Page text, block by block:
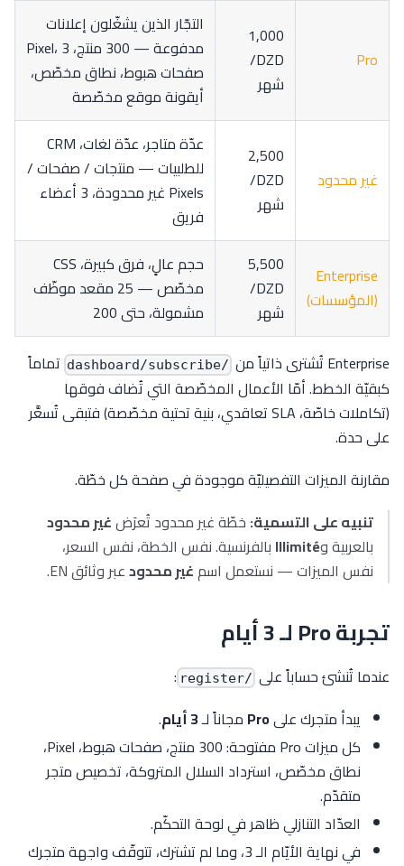
Pro
1,000
DZD/
شهر
التجّار الذين يشغّلون إعلانات
مدفوعة — 300 منتج، Pixel، 3
صفحات هبوط، نطاق مخصّص،
أيقونة موقع مخصّصة
غير محدود
2,500
DZD/
شهر
عدّة متاجر، عدّة لغات، CRM
للطلبيات — منتجات / صفحات /
Pixels غير محدودة، 3 أعضاء
فريق
Enterprise
(المؤسسات)
5,500
DZD/
شهر
حجم عالٍ، فرق كبيرة، CSS
مخصّص — 25 مقعد موظّف
مشمولة، حتى 200
Enterprise تُشترى ذاتياً من
/dashboard/subscribe
تماماً
كبقيّة الخطط. أمّا الأعمال المخصّصة التي تُضاف فوقها
(تكاملات خاصّة، SLA تعاقدي، بنية تحتية مخصّصة) فتبقى تُسعَّر
على حدة.
مقارنة الميزات التفصيليّة موجودة في صفحة كل خطّة.
تنبيه على التسمية: خطّة غير محدود تُعرَضغير محدود
بالعربية وIllimité بالفرنسية. نفس الخطة، نفس السعر،
نفس الميزات — نستعمل اسمغير محدودعبر وثائق EN.
تجربة Pro لـ 3 أيام
عندما تُنشئ حساباً على /register
:
يبدأ متجرك علىPro مجاناً لـ3 أيام
.
كل ميزات Pro مفتوحة: 300 منتج، صفحات هبوط، Pixel،
نطاق مخصّص، استرداد السلال المتروكة، تخصيص متجر
متقدّم.
العدّاد التنازلي ظاهر في لوحة التحكّم.
في نهاية الأيّام الـ 3، وما لم تشترك، تتوقّف واجهة متجرك